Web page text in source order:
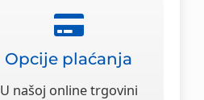
Opcije plaćanja
U našoj online trgovini